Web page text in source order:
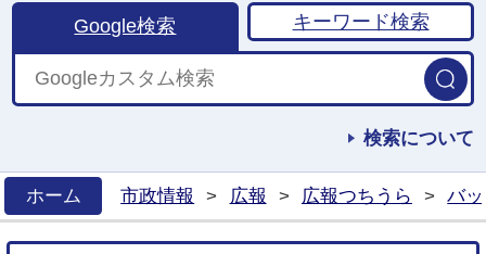
Google検索 キーワード検索
検索について
ホーム
市政情報 > 広報 > 広報つちうら > バ